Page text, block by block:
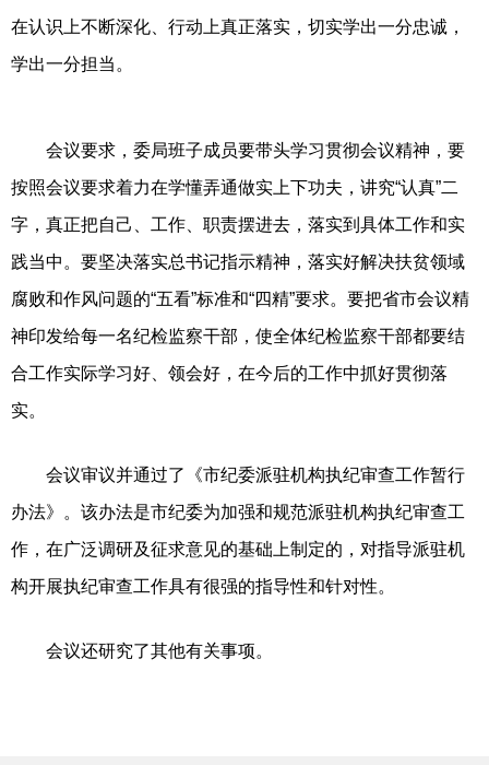
在认识上不断深化、行动上真正落实，切实学出一分忠诚，
学出一分担当。
会议要求，委局班子成员要带头学习贯彻会议精神，要
按照会议要求着力在学懂弄通做实上下功夫，讲究“认真”二
字，真正把自己、工作、职责摆进去，落实到具体工作和实
践当中。要坚决落实总书记指示精神，落实好解决扶贫领域
腐败和作风问题的“五看”标准和“四精”要求。要把省市会议精
神印发给每一名纪检监察干部，使全体纪检监察干部都要结
合工作实际学习好、领会好，在今后的工作中抓好贯彻落
实。
会议审议并通过了《市纪委派驻机构执纪审查工作暂行
办法》。该办法是市纪委为加强和规范派驻机构执纪审查工
作，在广泛调研及征求意见的基础上制定的，对指导派驻机
构开展执纪审查工作具有很强的指导性和针对性。
会议还研究了其他有关事项。